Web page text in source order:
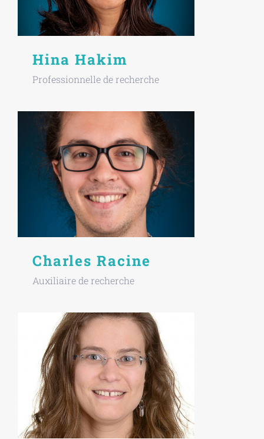
Hina Hakim
Professionnelle de recherche
Charles Racine
Auxiliaire de recherche